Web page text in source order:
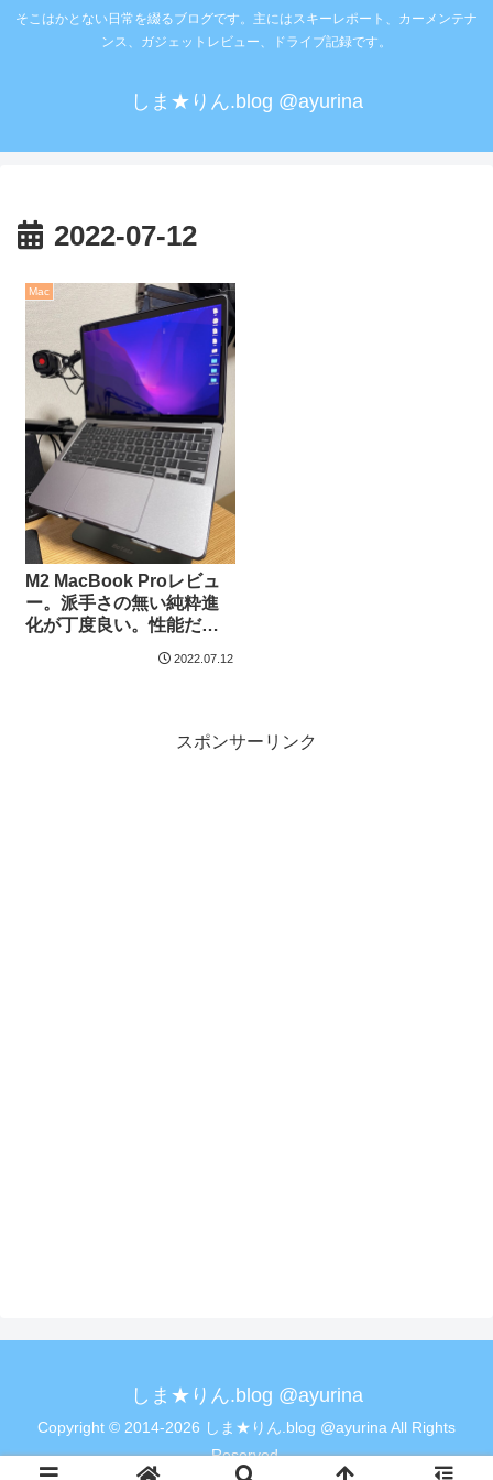
そこはかとない日常を綴るブログです。主にはスキーレポート、カーメンテナ
ンス、ガジェットレビュー、ドライブ記録です。
しま★りん.blog @ayurina
2022-07-12
Mac
M2 MacBook Proレビュ
ー。派手さの無い純粋進
化が丁度良い。性能だけ
うならM2を、余裕があれ
2022.07.12
スポンサーリンク
しま★りん.blog @ayurina
Copyright © 2014-2026 しま★りん.blog @ayurina All Rights
Reserved.